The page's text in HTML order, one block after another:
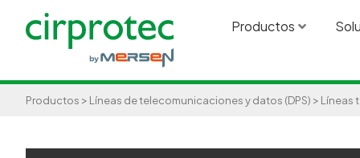
Productos
Productos > Líneas de telecomunicaciones y datos (DPS) > Líneas